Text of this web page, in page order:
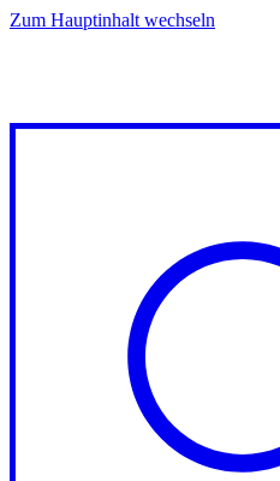
Zum Hauptinhalt wechseln